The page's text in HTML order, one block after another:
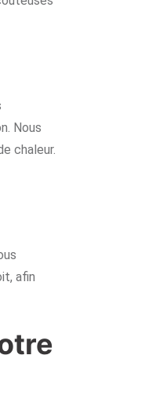
Nous
chaleur.
afin